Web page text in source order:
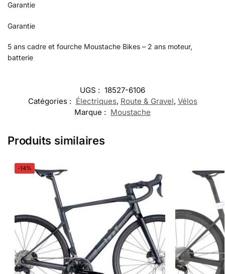
Garantie
Garantie
5 ans cadre et fourche Moustache Bikes – 2 ans moteur,
batterie
UGS : 18527-6106
Catégories : Électriques, Route & Gravel, Vélos
Marque : Moustache
Produits similaires
-14%